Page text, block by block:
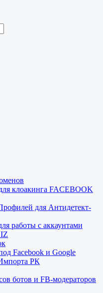
клоакинга FACEBOOK
для Антидетект-
работы с аккаунтами
Facebook и Google
РК
ботов и FB-модераторов